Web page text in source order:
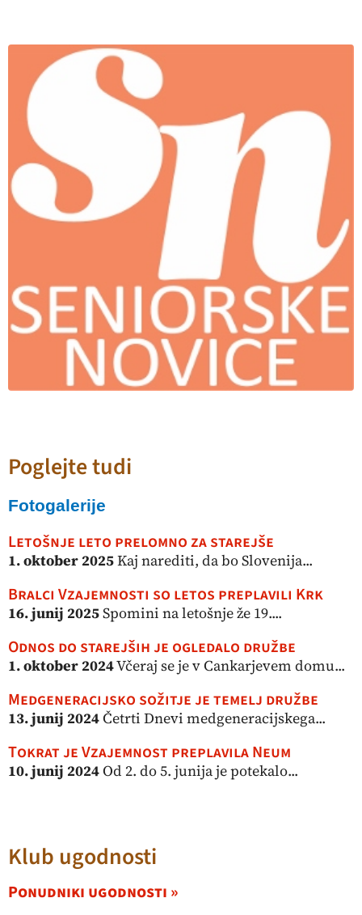
Poglejte tudi
Fotogalerije
Letošnje leto prelomno za starejše
1. oktober 2025Kaj narediti, da bo Slovenija...
Bralci Vzajemnosti so letos preplavili Krk
16. junij 2025Spomini na letošnje že 19....
Odnos do starejših je ogledalo družbe
1. oktober 2024Včeraj se je v Cankarjevem domu...
Medgeneracijsko sožitje je temelj družbe
13. junij 2024Četrti Dnevi medgeneracijskega...
Tokrat je Vzajemnost preplavila Neum
10. junij 2024Od 2. do 5. junija je potekalo...
Klub ugodnosti
Ponudniki ugodnosti »